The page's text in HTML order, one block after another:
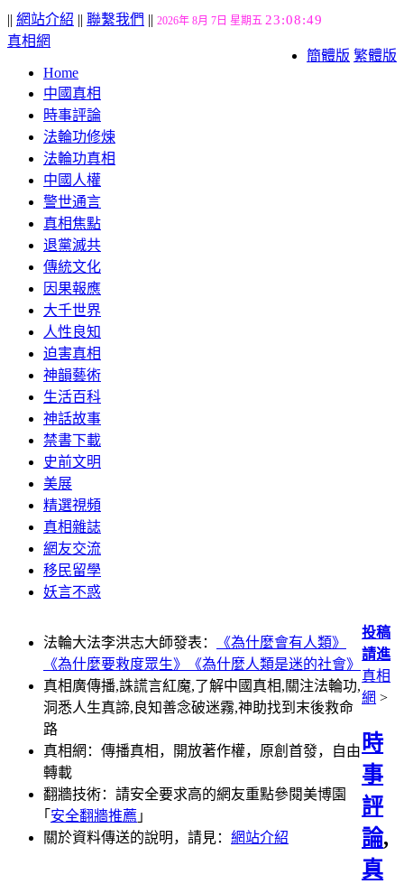
|| 網站介紹 || 聯繫我們 || 2026年 8月 7日 星期五 23:08:50
簡體版 繁體版
真相網
Home
中國真相
時事評論
法輪功修煉
法輪功真相
中國人權
警世通言
真相焦點
退黨滅共
傳統文化
因果報應
大千世界
人性良知
迫害真相
神韻藝術
生活百科
神話故事
禁書下載
史前文明
美展
精選視頻
真相雜誌
網友交流
移民留學
妖言不惑
法輪大法李洪志大師發表：
《為什麼會有人類》
《為什麼要救度眾生》
《為什麼人類是迷的社會》
真相廣傳播,誅謊言紅魔,了解中國真相,關注法輪功,
洞悉人生真諦,良知善念破迷霧,神助找到末後救命
路
真相網：傳播真相，開放著作權，原創首發，自由
轉載
翻牆技術：請安全要求高的網友重點參閱美博園
｢ 安全翻牆推薦 ｣
關於資料傳送的說明，請見： 網站介紹
投稿
請進
真相
網 >
時
事
評
論,
真